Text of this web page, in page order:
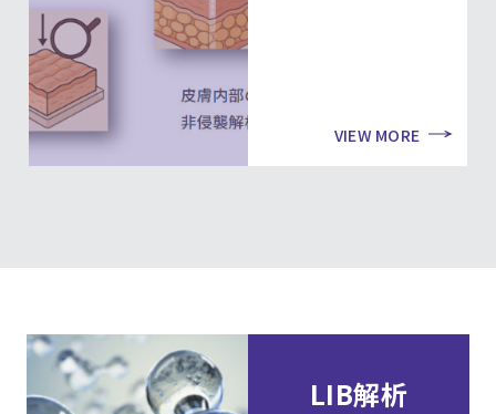
VIEW MORE
LIB解析